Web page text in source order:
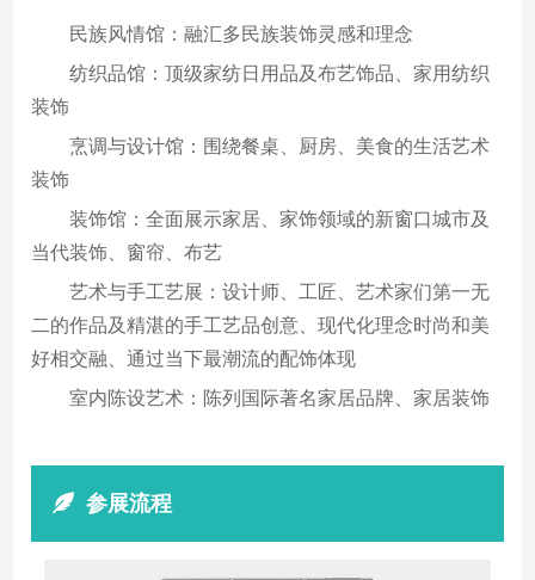
民族风情馆：融汇多民族装饰灵感和理念
纺织品馆：顶级家纺日用品及布艺饰品、家用纺织
装饰
烹调与设计馆：围绕餐桌、厨房、美食的生活艺术
装饰
装饰馆：全面展示家居、家饰领域的新窗口城市及
当代装饰、窗帘、布艺
艺术与手工艺展：设计师、工匠、艺术家们第一无
二的作品及精湛的手工艺品创意、现代化理念时尚和美
好相交融、通过当下最潮流的配饰体现
室内陈设艺术：陈列国际著名家居品牌、家居装饰
参展流程